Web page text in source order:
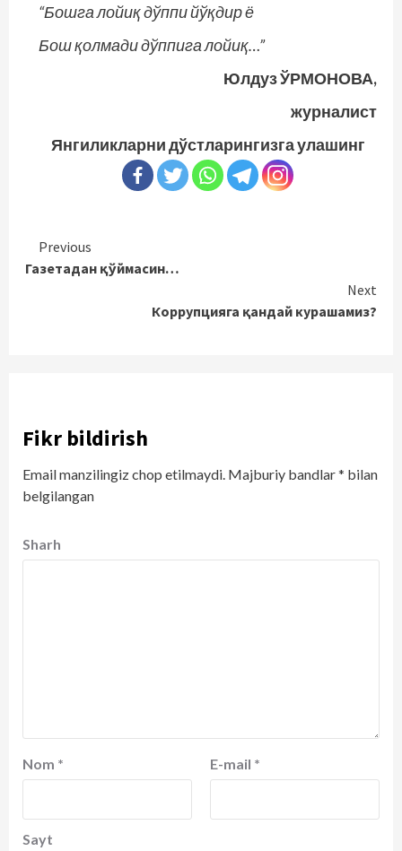
“Бошга лойиқ дўппи йўқдир ё
Бош қолмади дўппига лойиқ…”
Юлдуз ЎРМОНОВА,
журналист
Янгиликларни дўстларингизга улашинг
Continue
Reading
Previous
Газетадан қўймасин…
Next
Коррупцияга қандай курашамиз?
Fikr bildirish
Email manzilingiz chop etilmaydi. Majburiy bandlar* bilan
belgilangan
Sharh
Nom * E-mail *
Sayt